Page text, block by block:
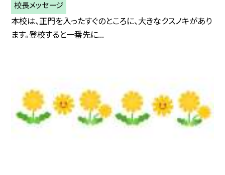
校長メッセージ
本校は、正門を入ったすぐのところに、大きなクスノキがあり
ます。登校すると一番先に...